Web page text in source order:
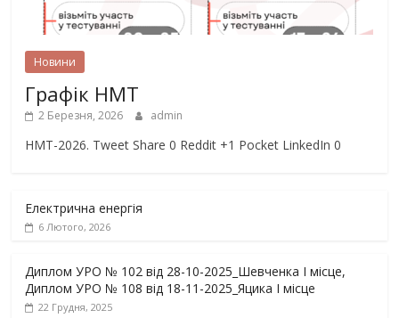
Новини
Графік НМТ
2 Березня, 2026 admin
НМТ-2026. Tweet Share 0 Reddit +1 Pocket LinkedIn 0
Електрична енергія
6 Лютого, 2026
Диплом УРО № 102 від 28-10-2025_Шевченка І місце,
Диплом УРО № 108 від 18-11-2025_Яцика І місце
22 Грудня, 2025